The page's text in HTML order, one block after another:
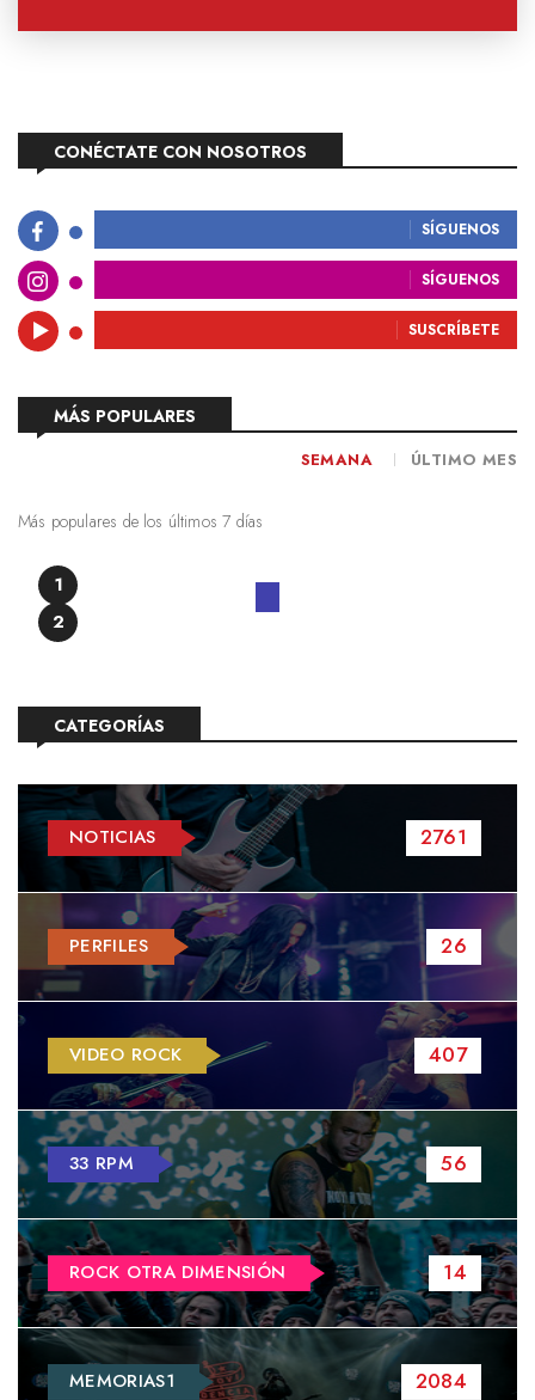
CONÉCTATE CON NOSOTROS
SÍGUENOS
SÍGUENOS
SUSCRÍBETE
MÁS POPULARES
SEMANA ÚLTIMO MES
Más populares de los últimos 7 días
1
2
CATEGORÍAS
NOTICIAS 2761
PERFILES 26
VIDEO ROCK 407
33 RPM 56
ROCK OTRA DIMENSIÓN 14
MEMORIAS1 2084